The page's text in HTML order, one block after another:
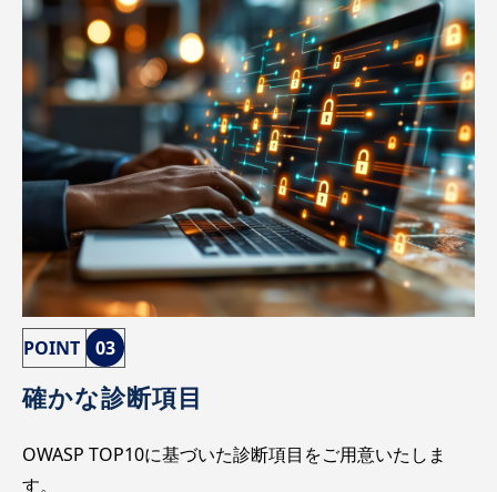
POINT 03
確かな診断項目
OWASP TOP10に基づいた診断項目をご用意いたしま
す。